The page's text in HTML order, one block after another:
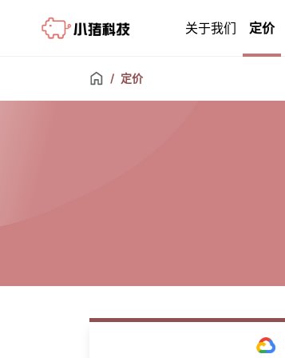
Little Pig 关于我们 定价
/ 定价